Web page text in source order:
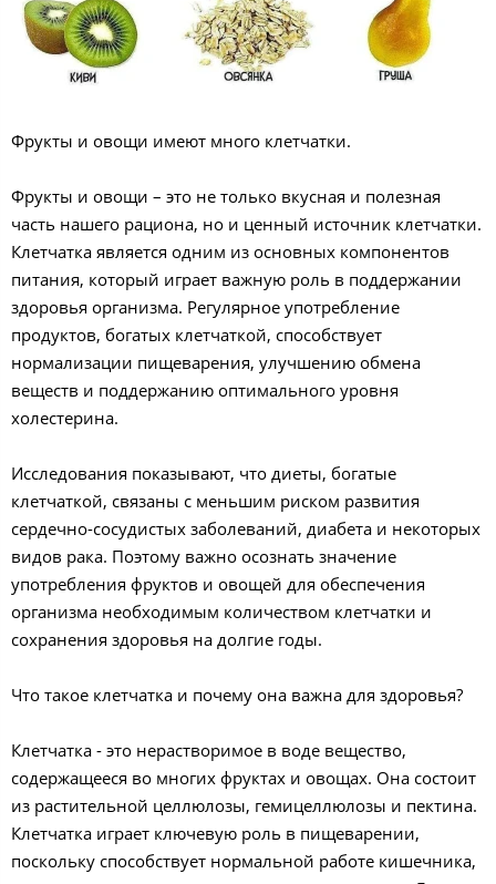
Фрукты и овощи имеют много клетчатки.
Фрукты и овощи – это не только вкусная и полезная
часть нашего рациона, но и ценный источник клетчатки.
Клетчатка является одним из основных компонентов
питания, который играет важную роль в поддержании
здоровья организма. Регулярное употребление
продуктов, богатых клетчаткой, способствует
нормализации пищеварения, улучшению обмена
веществ и поддержанию оптимального уровня
холестерина.
Исследования показывают, что диеты, богатые
клетчаткой, связаны с меньшим риском развития
сердечно-сосудистых заболеваний, диабета и некоторых
видов рака. Поэтому важно осознать значение
употребления фруктов и овощей для обеспечения
организма необходимым количеством клетчатки и
сохранения здоровья на долгие годы.
Что такое клетчатка и почему она важна для здоровья?
Клетчатка - это нерастворимое в воде вещество,
содержащееся во многих фруктах и овощах. Она состоит
из растительной целлюлозы, гемицеллюлозы и пектина.
Клетчатка играет ключевую роль в пищеварении,
поскольку способствует нормальной работе кишечника,